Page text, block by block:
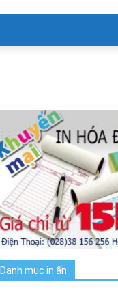
Danh mục in ấn